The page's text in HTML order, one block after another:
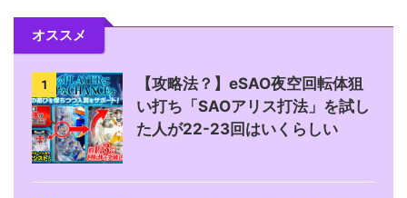
オススメ
1
【攻略法？】eSAO夜空回転体狙
い打ち「SAOアリス打法」を試し
た人が22-23回はいくらしい